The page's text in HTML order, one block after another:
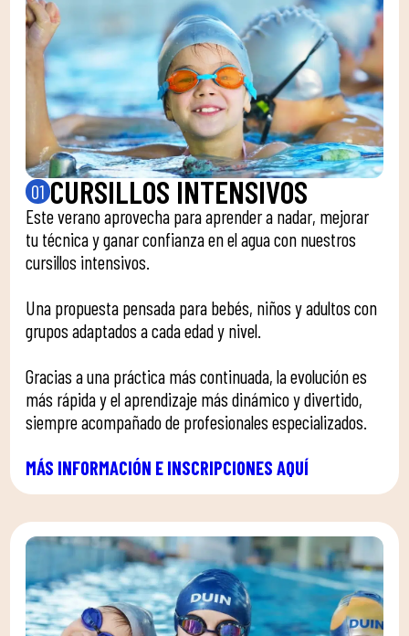
01 CURSILLOS INTENSIVOS
Este verano aprovecha para aprender a nadar, mejorar
tu técnica y ganar confianza en el agua con nuestros
cursillos intensivos.
Una propuesta pensada para bebés, niños y adultos con
grupos adaptados a cada edad y nivel.
Gracias a una práctica más continuada, la evolución es
más rápida y el aprendizaje más dinámico y divertido,
siempre acompañado de profesionales especializados.
MÁS INFORMACIÓN E INSCRIPCIONES AQUÍ